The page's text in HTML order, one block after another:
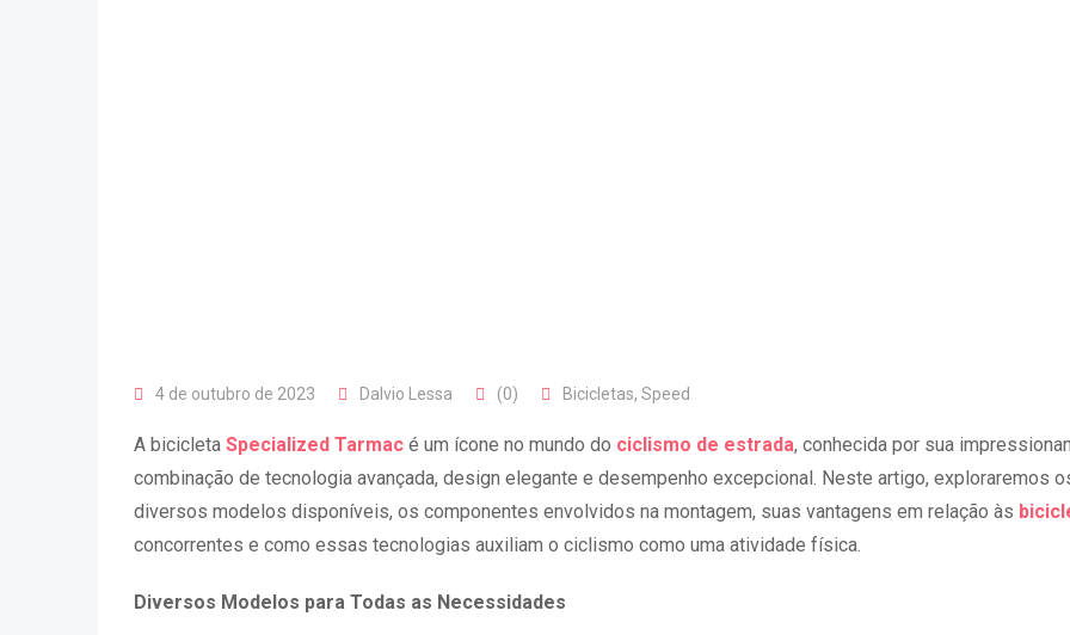
4 de outubro de 2023 Dalvio Lessa (0) Bicicletas, Speed
A bicicleta Specialized Tarmac é um ícone no mundo do ciclismo de estrada, conhecida por sua
combinação de tecnologia avançada, design elegante e desempenho excepcional. Neste artigo, exploraremos
diversos modelos disponíveis, os componentes envolvidos na montagem, suas vantagens em relação às
concorrentes e como essas tecnologias auxiliam o ciclismo como uma atividade física.
Diversos Modelos para Todas as Necessidades